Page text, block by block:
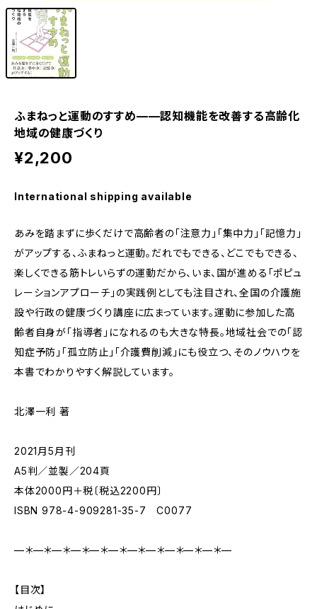
ふまねっと運動のすすめ——認知機能を改善する高齢化
地域の健康づくり
¥2,200
International shipping available
あみを踏まずに歩くだけで高齢者の「注意力」「集中力」「記憶力」
がアップする、ふまねっと運動。だれでもできる、どこでもできる、
楽しくできる筋トレいらずの運動だから、いま、国が進める「ポピュ
レーションアプローチ」の実践例としても注目され、全国の介護施
設や行政の健康づくり講座に広まっています。運動に参加した高
齢者自身が「指導者」になれるのも大きな特長。地域社会での「認
知症予防」「孤立防止」「介護費削減」にも役立つ、そのノウハウを
本書でわかりやすく解説しています。
北澤一利 著
2021月5月刊
A5判／並製／204頁
本体2000円＋税〔税込2200円〕
ISBN 978-4-909281-35-7 C0077
—＊—＊—＊—＊—＊—＊—＊—＊—＊—＊—＊—
【目次】